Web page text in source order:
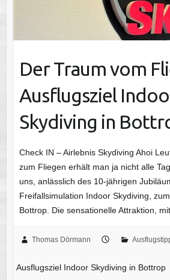
Der Traum vom
Ausflugsziel
Skydiving in
Check IN – Airlebnis Skydiving Ahoi
zum Fliegen erhält man ja nicht alle
uns, anlässlich des 10-jährigen
Freifallsimulation Indoor Skydiving,
Bottrop. Die sensationelle Attraktion,
Thomas Dörmann
Ausflugsziel Indoor Skydiving in Bottrop